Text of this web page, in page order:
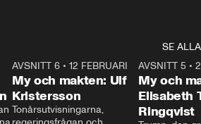
SE ALLA
27:30
AVSNITT 6 •12 FEBRUARI
My och makten: Ulf
Kristersson
Tonårsutvisningarna,
AVSNITT 5 •
My och
Elisabeth
Ringqvist